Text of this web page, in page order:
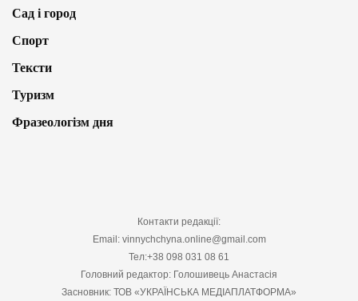
Сад і город
Спорт
Тексти
Туризм
Фразеологізм дня
Контакти редакції:
Email: vinnychchyna.online@gmail.com
Тел:+38 098 031 08 61
Головний редактор: Голошивець Анастасія
Засновник: ТОВ «УКРАЇНСЬКА МЕДІАПЛАТФОРМА»